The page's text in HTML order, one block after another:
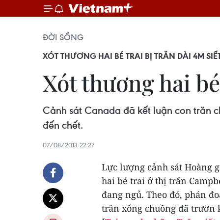
ĐỜI SỐNG
XÓT THƯƠNG HAI BÉ TRAI BỊ TRĂN DÀI 4M
Xót thương hai
Cảnh sát Canada đã kết luận con trăn
đến chết.
07/08/2013 22:27
Lực lượng cảnh sát Hoàng
hai bé trai ở thị trấn
đang ngủ. Theo đó, phán
trăn xổng chuồng đã trườn